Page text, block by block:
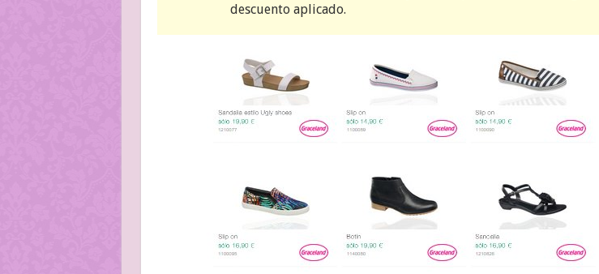
descuento aplicado.